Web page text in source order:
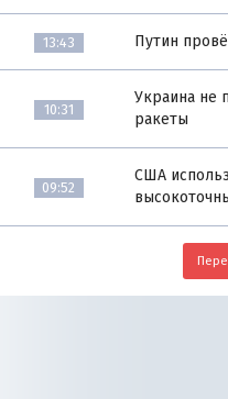
13:43 Путин
10:31
Украина не
ракеты
09:52
США